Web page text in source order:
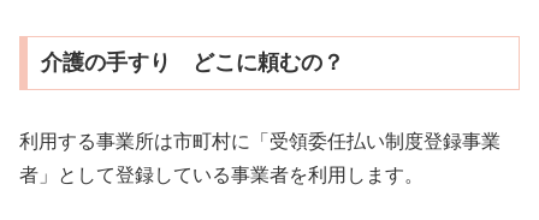
介護の手すり どこに頼むの？
利用する事業所は市町村に「受領委任払い制度登録事業
者」として登録している事業者を利用します。